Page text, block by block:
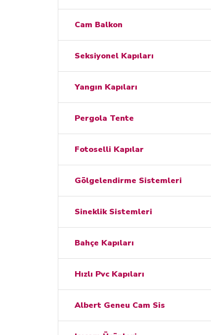
Cam Balkon
Seksiyonel Kapıları
Yangın Kapıları
Pergola Tente
Fotoselli Kapılar
Gölgelendirme Sistemleri
Sineklik Sistemleri
Bahçe Kapıları
Hızlı Pvc Kapıları
Albert Geneu Cam Sis